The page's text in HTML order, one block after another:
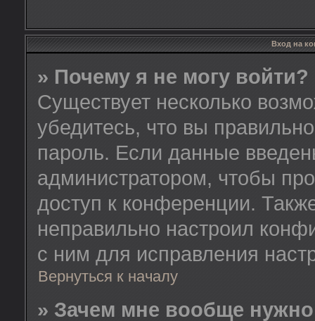
Вход на
» Почему я не могу войти?
Существует несколько
убедитесь, что вы
пароль. Если данные
администратором, чтобы
доступ к конференции.
неправильно настроил
с ним для исправления
Вернуться к началу
» Зачем мне вообще нужно